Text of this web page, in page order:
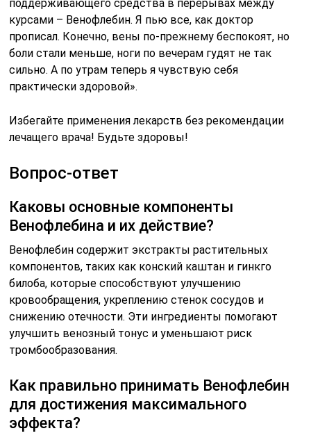
поддерживающего средства в перерывах между
курсами – Венофлебин. Я пью все, как доктор
прописал. Конечно, вены по-прежнему беспокоят, но
боли стали меньше, ноги по вечерам гудят не так
сильно. А по утрам теперь я чувствую себя
практически здоровой».
Избегайте применения лекарств без рекомендации
лечащего врача! Будьте здоровы!
Вопрос-ответ
Каковы основные компоненты
Венофлебина и их действие?
Венофлебин содержит экстракты растительных
компонентов, таких как конский каштан и гинкго
билоба, которые способствуют улучшению
кровообращения, укреплению стенок сосудов и
снижению отечности. Эти ингредиенты помогают
улучшить венозный тонус и уменьшают риск
тромбообразования.
Как правильно принимать Венофлебин
для достижения максимального
эффекта?